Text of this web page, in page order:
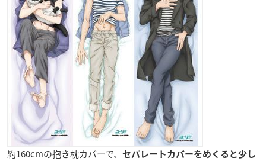
約160cmの抱き枕カバーで、
セパレートカバーをめくると少し